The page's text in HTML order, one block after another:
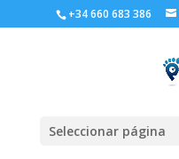
+34 660 683 386
Seleccionar página